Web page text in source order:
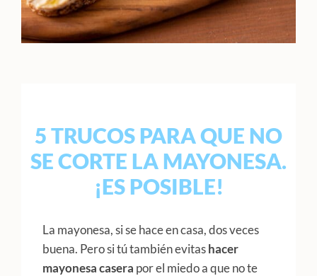
5 TRUCOS PARA QUE NO
SE CORTE LA MAYONESA.
¡ES POSIBLE!
La mayonesa, si se hace en casa, dos veces
buena. Pero si tú también evitashacer
mayonesa casera por el miedo a que no te